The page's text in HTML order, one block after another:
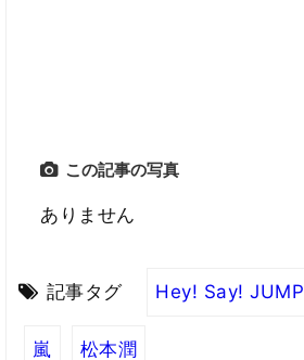
この記事の写真
ありません
記事タグ Hey! Say! JUMP
嵐 松本潤